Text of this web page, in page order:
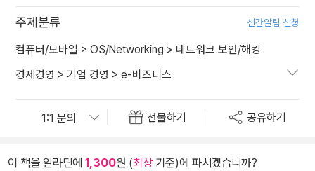
주제분류 신간알림 신청
컴퓨터/모바일 > OS/Networking > 네트워크 보안/해킹
경제경영 > 기업 경영 > e-비즈니스
선물하기 공유하기
이 책을 알라딘에 1,300원 (최상기준)에 파시겠습니까?